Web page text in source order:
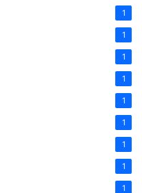
1
1
1
1
1
1
1
1
1